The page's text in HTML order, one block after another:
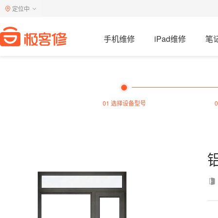
定位中
手机维修 iPad维修 笔
01 选择设备型号